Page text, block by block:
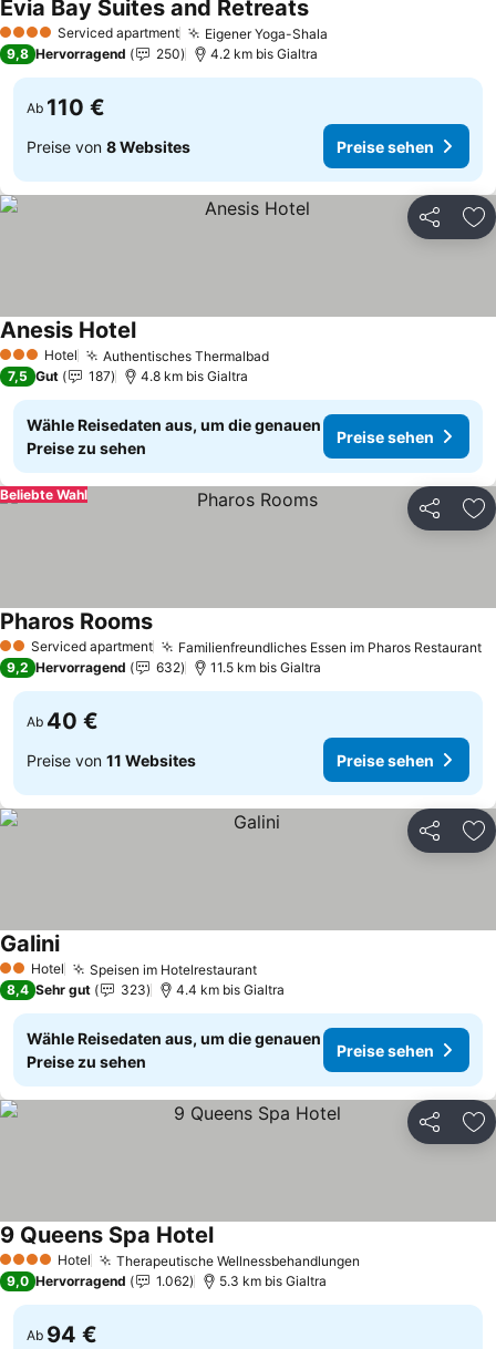
4 Sterne Serviced apartment Eigener Yoga-Shala
Evia Bay Suites and RetreatsPreise sehen
9,8 Hervorragend 250 4.2 km bis Gialtra
Ab 110 €
Preise von 8 Websites Preise sehen
Teilen
3 SterneHotel Authentisches ThermalbadPreise sehen
Anesis HotelPreise sehen
7,5 Gut 187 4.8 km bis Gialtra
Wähle Reisedaten aus, um die genauen
Preise zu sehen
Preise sehen
Teilen
Beliebte Wahl
2 SterneServiced apartment Familienfreundliches Essen im Pharos Restaurant
Pharos RoomsPreise sehen
9,2 Hervorragend 632 11.5 km bis Gialtra
Ab 40 €
Preise von 11 Websites Preise sehen
Teilen
2 Sterne
Hotel Speisen im HotelrestaurantPreise sehen
GaliniPreise sehen
8,4 Sehr gut 323 4.4 km bis Gialtra
Wähle Reisedaten aus, um die genauen
Preise zu sehen
Preise sehen
Teilen
4 Sterne Hotel Therapeutische Wellnessbehandlungen
9 Queens Spa HotelPreise sehen
9,0 Hervorragend 1.062 5.3 km bis Gialtra
Ab 94 €